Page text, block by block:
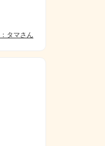
タマさん